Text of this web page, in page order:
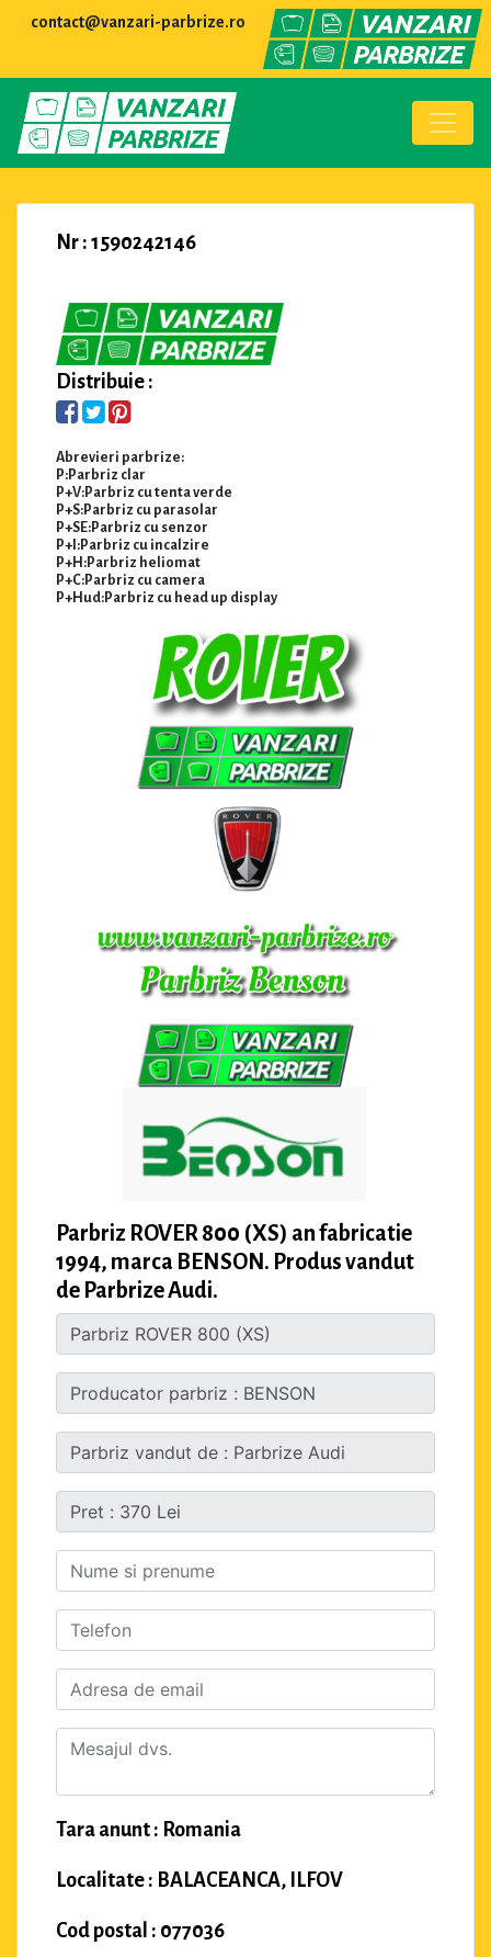
contact@vanzari-parbrize.ro
Nr : 1590242146
Distribuie :
Abrevieri parbrize:
P:Parbriz clar
P+V:Parbriz cu tenta verde
P+S:Parbriz cu parasolar
P+SE:Parbriz cu senzor
P+I:Parbriz cu incalzire
P+H:Parbriz heliomat
P+C:Parbriz cu camera
P+Hud:Parbriz cu head up display
Parbriz ROVER 800 (XS) an fabricatie
1994, marca BENSON. Produs vandut
de Parbrize Audi.
Tara anunt : Romania
Localitate : BALACEANCA, ILFOV
Cod postal : 077036